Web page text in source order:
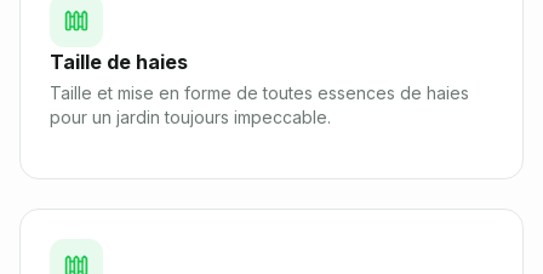
Taille de haies
Taille et mise en forme de toutes essences de haies
pour un jardin toujours impeccable.